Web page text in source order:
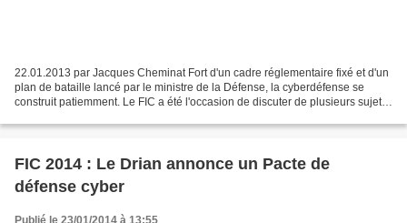
22.01.2013 par Jacques Cheminat Fort d'un cadre réglementaire fixé et d'un
plan de bataille lancé par le ministre de la Défense, la cyberdéfense se
construit patiemment. Le FIC a été l'occasion de discuter de plusieurs sujets
FIC 2014 : Le Drian annonce un Pacte de
défense cyber